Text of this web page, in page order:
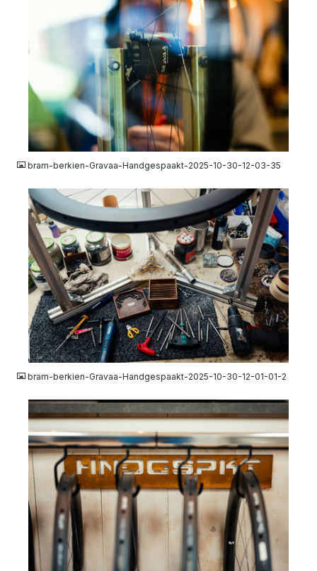
JPG
bram-berkien-Gravaa-Handgespaakt-2025-10-30-12-03-35
JPG
bram-berkien-Gravaa-Handgespaakt-2025-10-30-12-01-01-2
JPG